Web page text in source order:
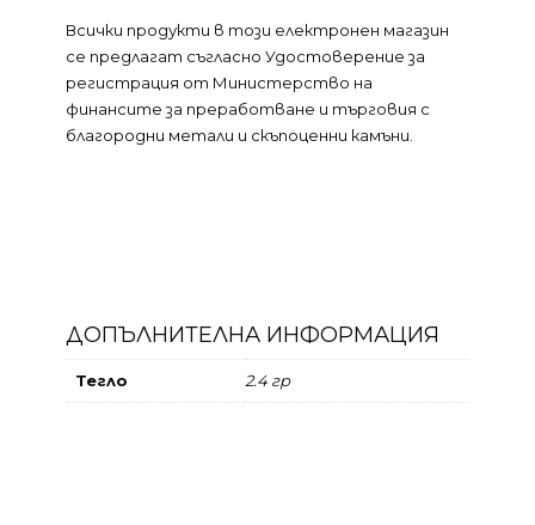
Всички продукти в този електронен магазин
се предлагат съгласно Удостоверение за
регистрация от Министерство на
финансите за преработване и търговия с
благородни метали и скъпоценни камъни.
ДОПЪЛНИТЕЛНА ИНФОРМАЦИЯ
Тегло 2.4 гр